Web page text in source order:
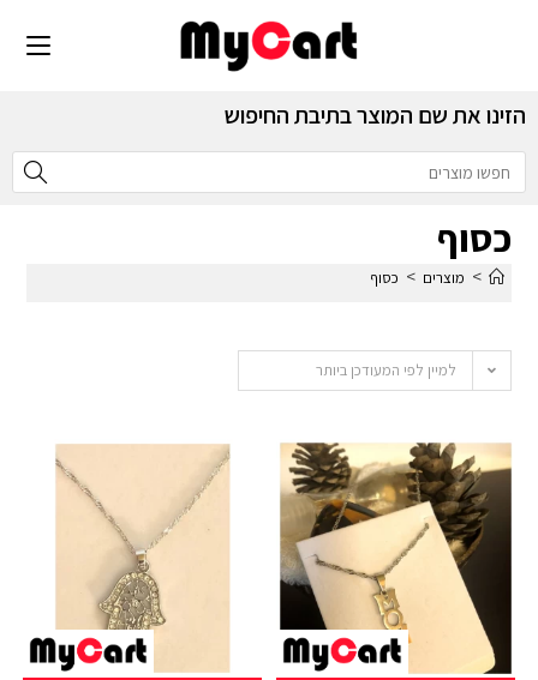
הזינו את שם המוצר בתיבת החיפוש
כסוף
> מוצרים > כסוף
למיין לפי המעודכן ביותר